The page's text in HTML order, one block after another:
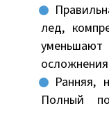
лед,
Ранняя,
Полный